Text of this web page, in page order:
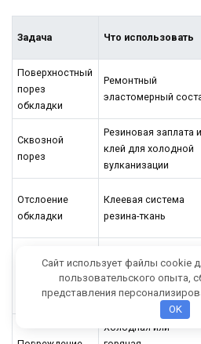
Задача Что использовать
Поверхностный
порез
обкладки
Ремонтный
эластомерный
Сквозной
порез
Резиновая заплата и
клей для холодной
вулканизации
Отслоение
обкладки
Клеевая система
резина-ткань
Продольный
механическая
стабилизация,
вулканизация
Холодная или
Сайт использует файлы cookie
пользовательского опыта,
представления
OK